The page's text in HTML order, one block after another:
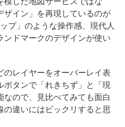
ザイン」を再現しているのが
プ」のような操作感、現代人
ンドマークのデザインが使い
レイヤーをオーバーレイ表
ボタンで「れきちず」と「現
ので、見比べてみても面白
の違いにはビックリすると思